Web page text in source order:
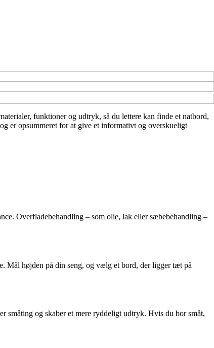
funktioner og udtryk, så du lettere kan finde et natbord,
er opsummeret for at give et informativt og overskueligt
Overfladebehandling – som olie, lak eller sæbebehandling –
Mål højden på din seng, og vælg et bord, der ligger tæt på
småting og skaber et mere ryddeligt udtryk. Hvis du bor småt,